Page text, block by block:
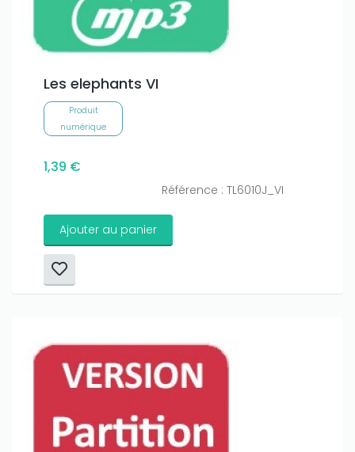
Les elephants VI
Produit
numérique
1,39 €
Référence : TL6010J_VI
Ajouter au panier